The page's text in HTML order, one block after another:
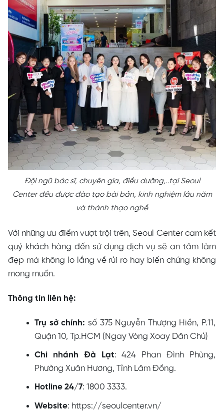
Đội ngũ bác sĩ, chuyên gia, điều dưỡng,..tại Seoul
Center đều được đào tạo bài bản, kinh nghiệm lâu năm
và thành thạo nghề
Với những ưu điểm vượt trội trên, Seoul Center cam kết
quý khách hàng đến sử dụng dịch vụ sẽ an tâm làm
đẹp mà không lo lắng về rủi ro hay biến chứng không
mong muốn.
Thông tin liên hệ:
Trụ sở chính: số 375 Nguyễn Thượng Hiền, P.11,
Quận 10, Tp.HCM (Ngay Vòng Xoay Dân Chủ)
Chi nhánh Đà Lạt:424 Phan Đình Phùng,
Phường Xuân Hương, Tỉnh Lâm Đồng.
Hotline 24/7: 1800 3333.
Website: https://seoulcenter.vn/